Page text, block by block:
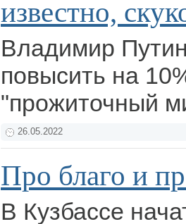
известно,
Владимир
повысить на
"прожиточный
26.05.2022
Про благо и
В Кузбассе